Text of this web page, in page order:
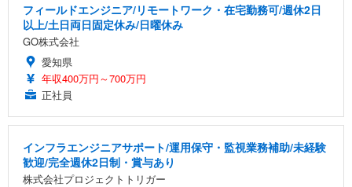
フィールドエンジニア/リモートワーク・在宅勤務可/週休2日
以上/土日両日固定休み/日曜休み
GO株式会社
愛知県
年収400万円～700万円
正社員
インフラエンジニアサポート/運用保守・監視業務補助/未経験
歓迎/完全週休2日制・賞与あり
株式会社プロジェクトトリガー